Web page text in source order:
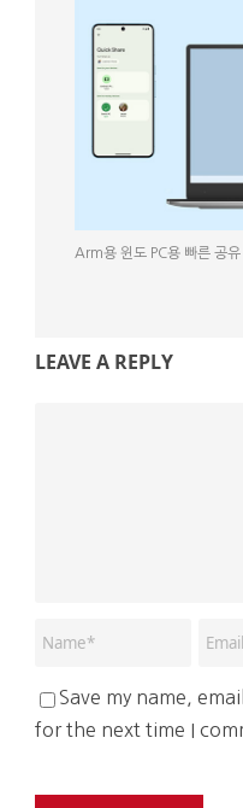
Arm용 윈도 PC용 빠른 공
LEAVE A REPLY
Save my name,
for the next time I